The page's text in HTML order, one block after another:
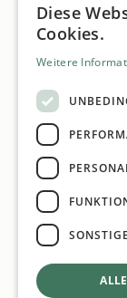
„Die
vielfältig
Es freut uns
unseren
bewegen
Initiative
laden wir
Menschen
unterstützen
Diese
Cookies.
Weitere
SONSTIGE